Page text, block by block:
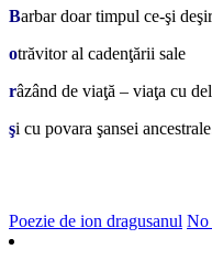
Barbar doar timpul ce-şi
otrăvitor al cadenţării sale
râzând de viaţă – viaţa cu
şi cu povara şansei
Poezie de ion dragusanul No